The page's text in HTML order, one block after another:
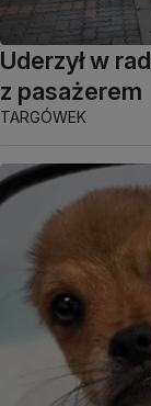
Uderzył w
z pasażerem
TARGÓWEK